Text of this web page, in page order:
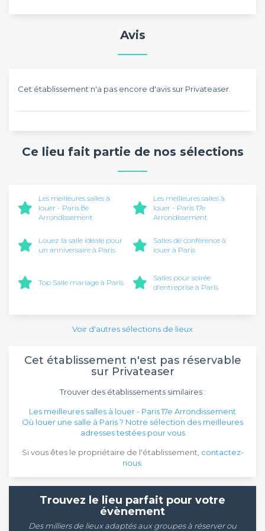
Avis
Cet établissement n'a pas encore d'avis sur Privateaser.
Ce lieu fait partie de nos sélections
Les meilleures salles à
louer - Paris 8e
Arrondissement
Les meilleures salles à
louer - Paris 17e
Arrondissement
Louez la salle idéale pour
un anniversaire à Paris
Salles de conférence à
louer à Paris
Top Salle mariage à Paris
Salles pour soirée
d'entreprise à Paris
Voir d'autres sélections de lieux
Cet établissement n'est pas réservable
sur Privateaser
Trouver des établissements similaires :
Les meilleures salles à louer - Paris 17e Arrondissement
Où louer une salle à Paris ? Notre sélection des meilleures
adresses testées pour vous
Si vous êtes le propriétaire de l'établissement, contactez-
nous
Trouvez le lieu parfait pour votre
évènement
Des milliers de lieux adaptés aux groupes à réserver ou